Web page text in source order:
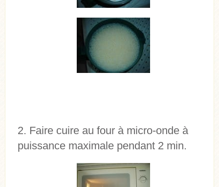
Faire cuire au four à micro-onde à
puissance maximale pendant 2 min.